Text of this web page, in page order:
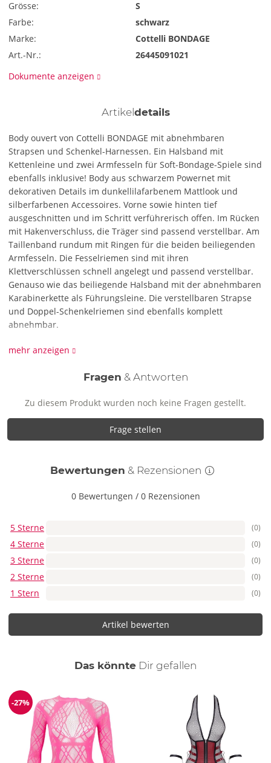
Grösse:
S
Farbe:
schwarz
Marke:
Cottelli BONDAGE
Art.-Nr.:
26445091021
Dokumente anzeigen
Artikel details
Body ouvert von Cottelli BONDAGE mit abnehmbaren
Strapsen und Schenkel-Harnessen. Ein Halsband mit
Kettenleine und zwei Armfesseln für Soft-Bondage-Spiele sind
ebenfalls inklusive! Body aus schwarzem Powernet mit
dekorativen Details im dunkellilafarbenem Mattlook und
silberfarbenen Accessoires. Vorne sowie hinten tief
ausgeschnitten und im Schritt verführerisch offen. Im Rücken
mit Hakenverschluss, die Träger sind passend verstellbar. Am
Taillenband rundum mit Ringen für die beiden beiliegenden
Armfesseln. Die Fesselriemen sind mit ihren
Klettverschlüssen schnell angelegt und passend verstellbar.
Genauso wie das beiliegende Halsband mit der abnehmbaren
Karabinerkette als Führungsleine. Die verstellbaren Strapse
und Doppel-Schenkelriemen sind ebenfalls komplett
abnehmbar.
90% Polyamid, 10% Elasthan.
mehr anzeigen
Fragen & Antworten
Zu diesem Produkt wurden noch keine Fragen gestellt.
Frage stellen
Bewertungen & Rezensionen
0 Bewertungen / 0 Rezensionen
5 Sterne (0)
4 Sterne (0)
3 Sterne (0)
2 Sterne (0)
1 Stern (0)
Artikel bewerten
Das könnte Dir auch
gefallen
Reduzierung
-27%